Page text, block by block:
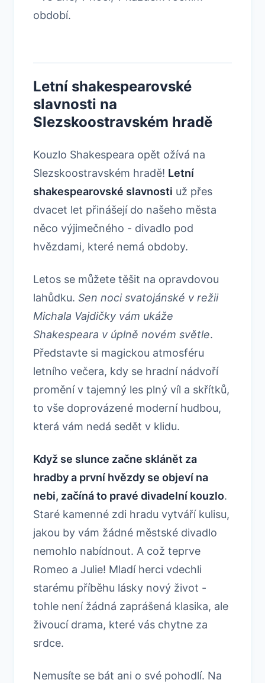
období.
Letní shakespearovské
slavnosti na
Slezskoostravském hradě
Kouzlo Shakespeara opět ožívá na
Slezskoostravském hradě! Letní
shakespearovské slavnosti už přes
dvacet let přinášejí do našeho města
něco výjimečného - divadlo pod
hvězdami, které nemá obdoby.
Letos se můžete těšit na opravdovou
lahůdku. Sen noci svatojánské v režii
Michala Vajdičky vám ukáže
Shakespeara v úplně novém světle.
Představte si magickou atmosféru
letního večera, kdy se hradní nádvoří
promění v tajemný les plný víl a skřítků,
to vše doprovázené moderní hudbou,
která vám nedá sedět v klidu.
Když se slunce začne sklánět za
hradby a první hvězdy se objeví na
nebi, začíná to pravé divadelní kouzlo.
Staré kamenné zdi hradu vytváří kulisu,
jakou by vám žádné městské divadlo
nemohlo nabídnout. A což teprve
Romeo a Julie! Mladí herci vdechli
starému příběhu lásky nový život -
tohle není žádná zaprášená klasika, ale
živoucí drama, které vás chytne za
srdce.
Nemusíte se bát ani o své pohodlí. Na